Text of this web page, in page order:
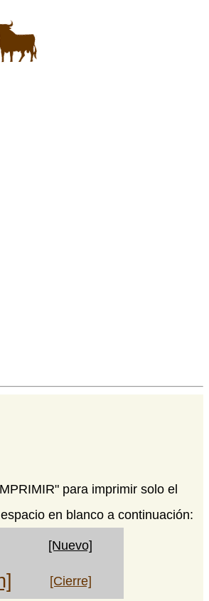
para imprimir solo el
en blanco a continuación:
[Nuevo]
[Cierre]